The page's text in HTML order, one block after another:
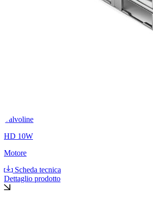
Valvoline
HD 10W
Motore
Scheda tecnica
Dettaglio prodotto